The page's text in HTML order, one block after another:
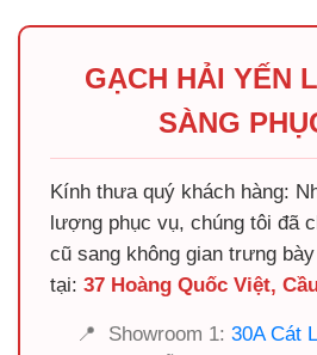
GẠCH HẢI YẾN
SÀNG
Kính thưa quý khách hàng:
lượng phục vụ, chúng tôi đã
cũ sang không gian trưng
tại: 37 Hoàng Quốc Việt,
📍 Showroom 1: 30A Cát